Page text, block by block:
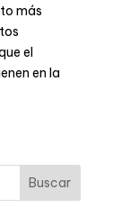
más
el
en la
Buscar